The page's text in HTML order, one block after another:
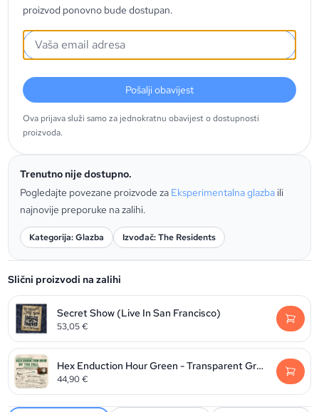
proizvod ponovno bude dostupan.
Pošalji obavijest
Ova prijava služi samo za jednokratnu obavijest o dostupnosti
proizvoda.
Trenutno nije dostupno.
Pogledajte povezane proizvode za Eksperimentalna glazba ili
najnovije preporuke na zalihi.
Kategorija: Glazba Izvođač: The Residents
Slični proizvodi na zalihi
Secret Show (Live In San Francisco)
53,05€
Hex Enduction Hour Green - Transparent Green Vinyl edition
44,90€